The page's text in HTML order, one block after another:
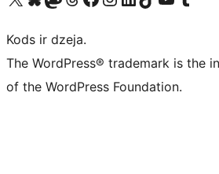
Kods ir dzeja.
The WordPress® trademark is the
of the WordPress Foundation.